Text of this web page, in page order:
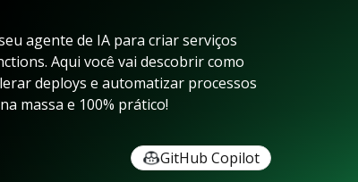
agente de IA para criar serviços
Aqui você vai descobrir como
deploys e automatizar processos
massa e 100% prático!
GitHub Copilot